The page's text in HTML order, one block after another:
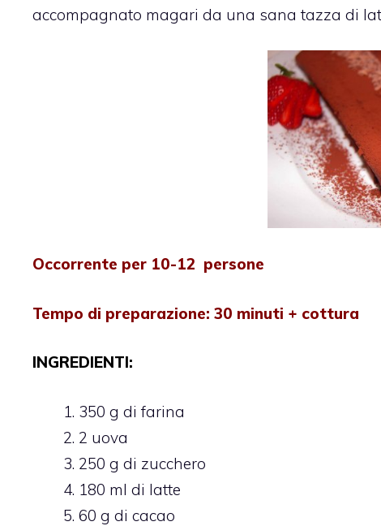
accompagnato magari da una sana tazza di
Occorrente per 10-12 persone
Tempo di preparazione: 30 minuti + cottura
INGREDIENTI:
350 g di farina
2 uova
250 g di zucchero
180 ml di latte
60 g di cacao